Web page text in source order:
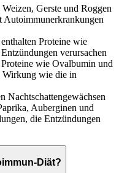
Gerste und Roggen
Autoimmunerkrankungen
Proteine wie
verursachen
wie Ovalbumin und
Wirkung wie die in
Nachtschattengewächsen
Auberginen und
die Entzündungen
Diät?